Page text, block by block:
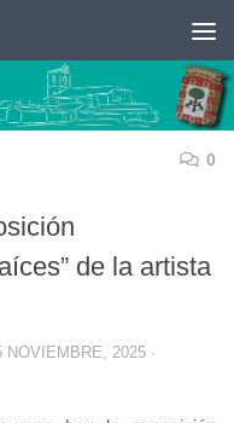
0
de la artista
NOVIEMBRE, 2025 ·